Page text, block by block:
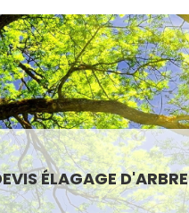
ÉLAGAGE